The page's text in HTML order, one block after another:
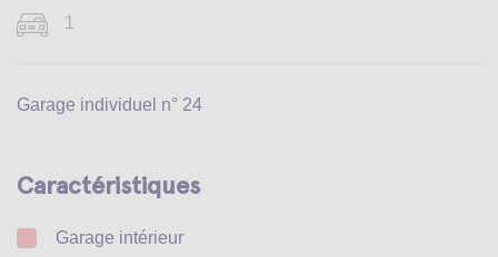
1
Garage individuel n° 24
Caractéristiques
Garage intérieur